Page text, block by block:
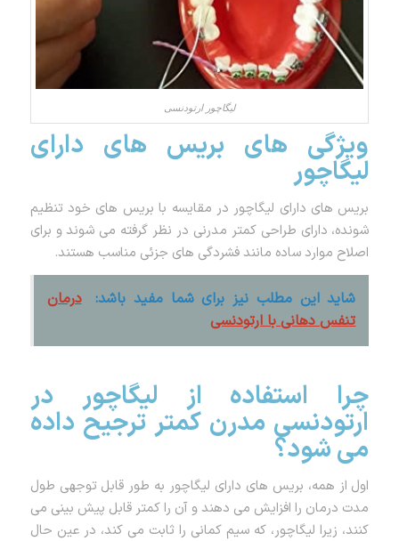
لیگاچور ارتودنسی
ویژگی های بریس های دارای
لیگاچور
بریس های دارای لیگاچور در مقایسه با بریس های خود تنظیم
شونده، دارای طراحی کمتر مدرنی در نظر گرفته می شوند و برای
اصلاح موارد ساده مانند فشردگی های جزئی مناسب هستند.
شاید این مطلب نیز برای شما مفید باشد:
درمان
تنفس دهانی با ارتودنسی
چرا استفاده از لیگاچور در
ارتودنسی مدرن کمتر ترجیح داده
می شود؟
اول از همه، بریس های دارای لیگاچور به طور قابل توجهی طول
مدت درمان را افزایش می دهند و آن را کمتر قابل پیش بینی می
کنند، زیرا لیگاچور، که سیم کمانی را ثابت می کند، در عین حال